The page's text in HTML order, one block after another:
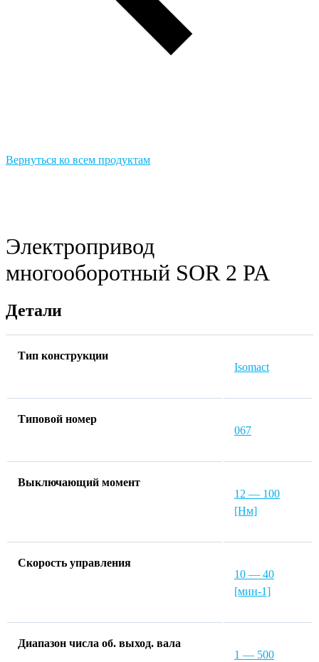
Вернуться ко всем продуктам
Электропривод
многооборотный SOR 2 PA
Детали
Тип конструкции
Isomact
Типовой номер
067
Выключающий момент
12 — 100
[Нм]
Скорость управления
10 — 40
[мин-1]
Диапазон числа об. выход. вала
1 — 500